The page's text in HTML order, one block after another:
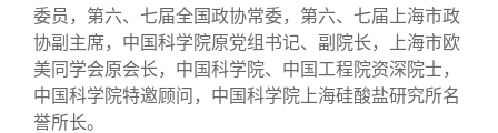
校友视界
委员，第六、七届全国政协常委，第六、七届上海市政
协副主席，中国科学院原党组书记、副院长，上海市欧
美同学会原会长，中国科学院、中国工程院资深院士，
中国科学院特邀顾问，中国科学院上海硅酸盐研究所名
誉所长。